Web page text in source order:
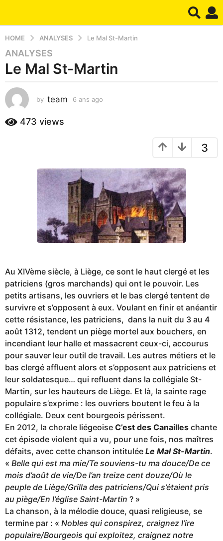
HOME ANALYSES Le Mal St-Martin
6
a
s
a
o
ANALYSES
Le Mal St-Martin
by team 6 ans ago
473 views
3
Au XIVème siècle, à Liège, ce sont le haut clergé et les
patriciens (gros marchands) qui ont le pouvoir. Les
petits artisans, les ouvriers et le bas clergé tentent de
survivre et s’opposent à eux. Voulant en finir et anéantir
cette résistance, les patriciens, dans la nuit du 3 au 4
août 1312, tendent un piège mortel aux bouchers, en
incendiant leur halle et massacrent ceux-ci, accourus
pour sauver leur outil de travail. Les autres métiers et le
bas clergé affluent alors et s’opposent aux patriciens et
leur soldatesque… qui refluent dans la collégiale St-
Martin, sur les hauteurs de Liège. Et là, la sainte rage
populaire s’exprime : les ouvriers boutent le feu à la
collégiale. Deux cent bourgeois périssent.
En 2012, la chorale liégeoise C’est des Canailles chante
cet épisode violent qui a vu, pour une fois, nos maîtres
défaits, avec cette chanson intitulée Le Mal St-Martin.
« Belle qui est ma mie/Te souviens-tu ma douce/De ce
mois d’août de vie/De l’an treize cent douze/Où le
peuple de Liège/Grilla des patriciens/Qui s’étaient pris
au piège/En l’église Saint-Martin ? »
La chanson, à la mélodie douce, quasi religieuse, se
termine par : « Nobles qui conspirez, craignez l’ire
populaire/Bourgeois qui exploitez, craignez notre